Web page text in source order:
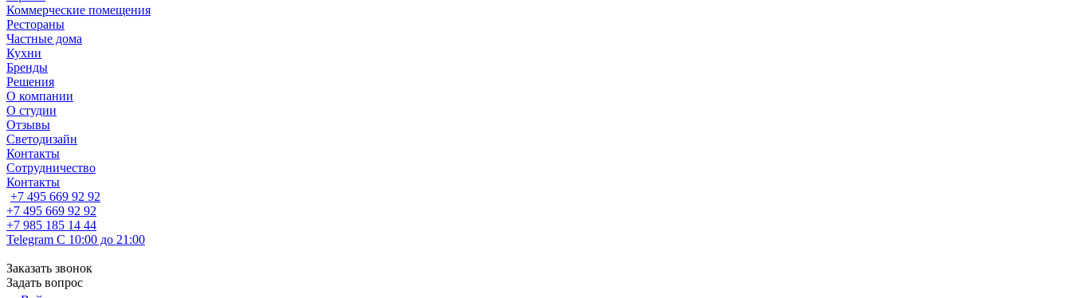
Коммерческие помещения
Рестораны
Частные дома
Кухни
Бренды
Решения
О компании
О студии
Отзывы
Светодизайн
Контакты
Сотрудничество
Контакты
+7 495 669 92 92
+7 495 669 92 92
+7 985 185 14 44
Telegram С 10:00 до 21:00
Заказать звонок
Задать вопрос